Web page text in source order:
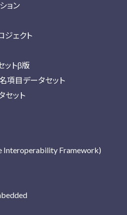
ョン
ジェクト
ットβ版
項目データセット
セット
Interoperability Framework)